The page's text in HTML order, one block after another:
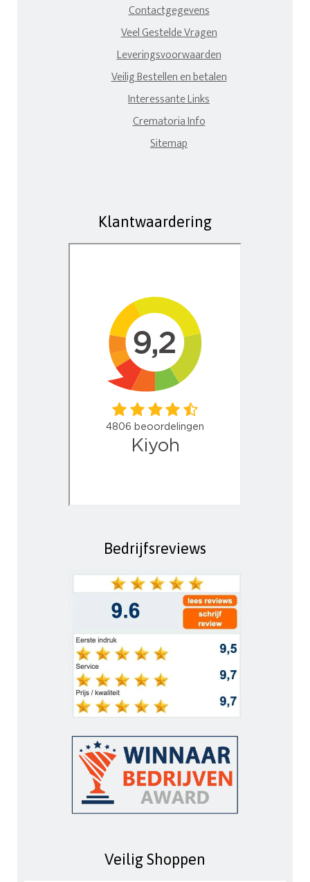
Contactgegevens
Veel Gestelde Vragen
Leveringsvoorwaarden
Veilig Bestellen en betalen
Interessante Links
Crematoria Info
Sitemap
Klantwaardering
Bedrijfsreviews
Veilig Shoppen